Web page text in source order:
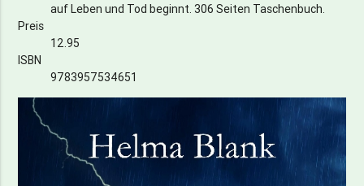
auf Leben und Tod beginnt. 306 Seiten Taschenbuch.
Preis
12.95
ISBN
9783957534651